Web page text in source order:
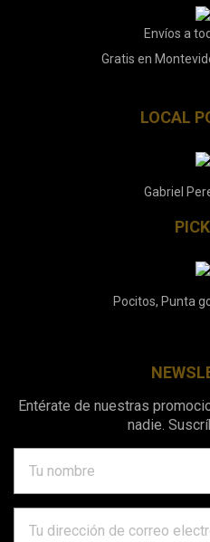
Envíos a
Gratis en
LOCAL
Gabriel
Pocitos, Punta
Entérate de nuestras
nadie.